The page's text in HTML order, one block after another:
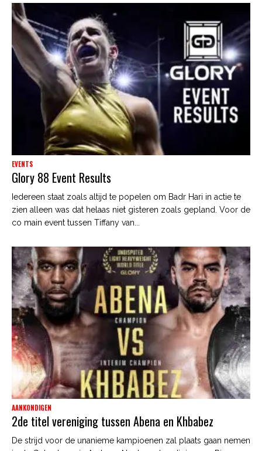
EVENTS
Glory 88 Event Results
Iedereen staat zoals altijd te popelen om Badr Hari in actie te
zien alleen was dat helaas niet gisteren zoals gepland. Voor de
co main event tussen Tiffany van...
AANKONDIGEN
2de titel vereniging tussen Abena en Khbabez
De strijd voor de unanieme kampioenen zal plaats gaan nemen